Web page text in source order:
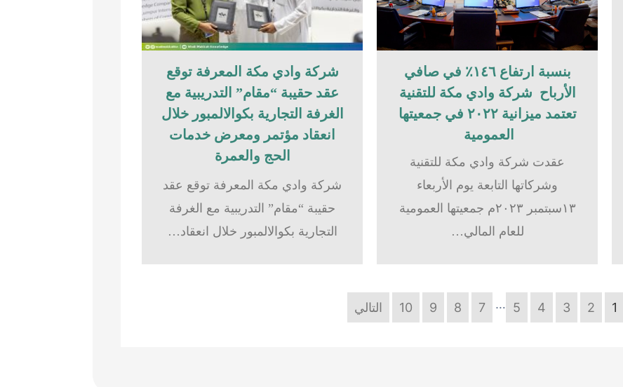
بنسبة ارتفاع ١٤٦٪؜ في صافي
الأرباح شركة وادي مكة للتقنية
تعتمد ميزانية ٢٠٢٢ في جمعيتها
العمومية
عقدت شركة وادي مكة للتقنية
وشركاتها التابعة يوم الأربعاء
١٣سبتمبر ٢٠٢٣م جمعيتها العمومية
للعام المالي…
شركة وادي مكة المعرفة توقع
عقد حقيبة “مقام” التدريبية مع
الغرفة التجارية بكوالالمبور خلال
انعقاد مؤتمر ومعرض خدمات
الحج والعمرة
شركة وادي مكة المعرفة توقع عقد
حقيبة “مقام” التدريبية مع الغرفة
التجارية بكوالالمبور خلال انعقاد…
1
2
3
4
5
…
7
8
9
10 التالي